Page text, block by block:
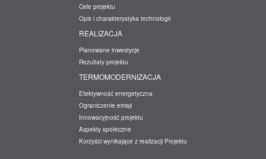
Cele projektu
Opis i charakterystyka technologii
REALIZACJA
Planowane inwestycje
Rezultaty projektu
TERMOMODERNIZACJA
Efektywność energetyczna
Ograniczenie emisji
Innowacyjność projektu
Aspekty społeczne
Korzyści wynikające z realizacji Projektu